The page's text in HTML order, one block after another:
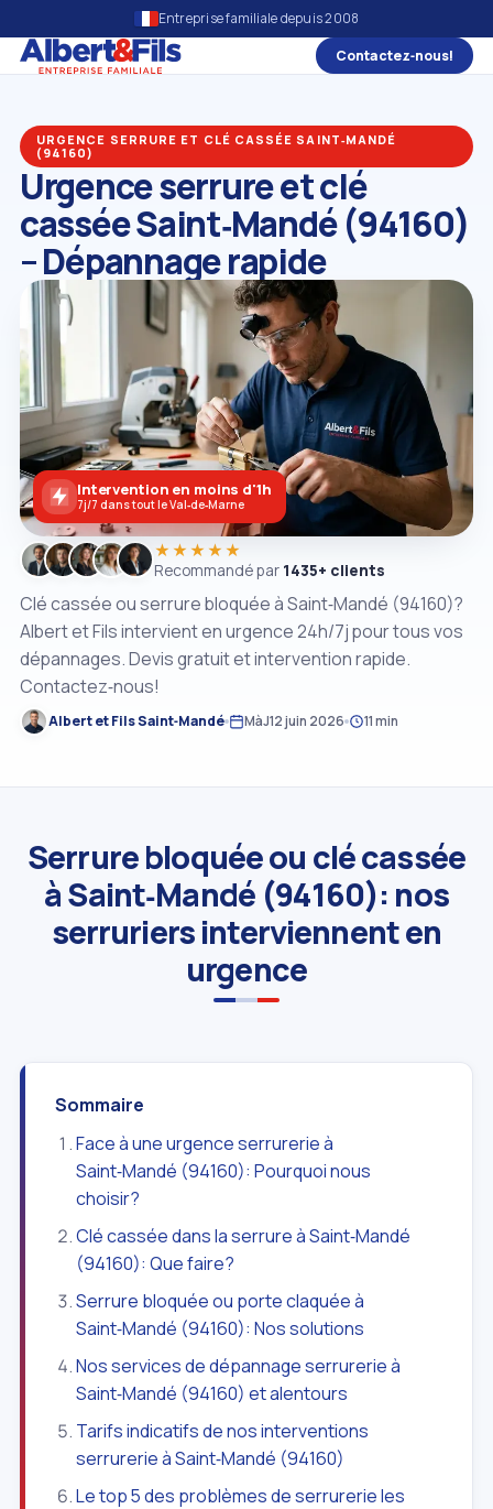
Entreprise familiale depuis 2008
Contactez‑nous!
URGENCE SERRURE ET CLÉ CASSÉE SAINT‑MANDÉ
(94160)
Urgence serrure et clé
cassée Saint‑Mandé (94160)
– Dépannage rapide
Clé cassée ou serrure bloquée à Saint‑Mandé (94160)?
Albert et Fils intervient en urgence 24h/7j pour tous vos
dépannages. Devis gratuit et intervention rapide.
Contactez‑nous!
Albert et Fils Saint‑Mandé MàJ12 juin 2026 11 min
★★★★★
Recommandé par 1435+ clients
Intervention en moins d'1h
7j/7 dans tout le Val‑de‑Marne
Serrure bloquée ou clé cassée
à Saint‑Mandé (94160): nos
serruriers interviennent en
urgence
Sommaire
Face à une urgence serrurerie à
Saint‑Mandé (94160): Pourquoi nous
choisir?
Clé cassée dans la serrure à Saint‑Mandé
(94160): Que faire?
Serrure bloquée ou porte claquée à
Saint‑Mandé (94160): Nos solutions
Nos services de dépannage serrurerie à
Saint‑Mandé (94160) et alentours
Tarifs indicatifs de nos interventions
serrurerie à Saint‑Mandé (94160)
Le top 5 des problèmes de serrurerie les